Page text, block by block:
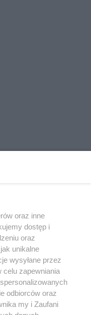
być powielany i
w jakikolwiek sposób (w
jakimkolwiek polu
umieszczaniem w
Jakiekolwiek użycie lub
z naruszeniem prawa,
groźbą kary i może być
oraz inne
dostęp i
oraz
unikalne
wysyłane przez
celu zapewniania
odbiorców oraz
my i Zaufani